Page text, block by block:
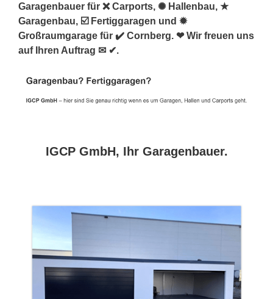
Garagenbauer für ❌ Carports, ✺ Hallenbau, ★
Garagenbau, ☑️ Fertiggaragen und ✹
Großraumgarage für ✔️ Cornberg. ❤ Wir freuen uns
auf Ihren Auftrag ✉ ✔.
IGCP GmbH, Ihr Garagenbauer.